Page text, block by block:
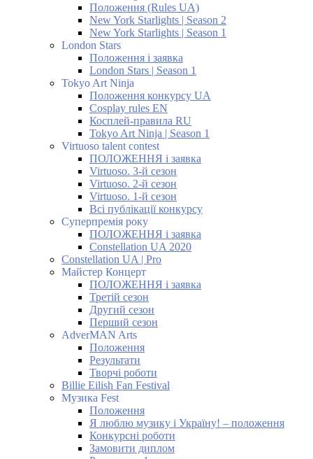
Положення (Rules UA)
New York Starlights | Season 2
New York Starlights | Season 1
London Stars
Положення і заявка
London Stars | Season 1
Tokyo Art Ninja
Положення конкурсу UA
Cosplay rules EN
Косплей-правила RU
Tokyo Art Ninja | Season 1
Virtuoso talent contest
ПОЛОЖЕННЯ і заявка
Virtuoso. 3-й сезон
Virtuoso. 2-й сезон
Virtuoso. 1-й сезон
Всі публікації конкурсу
Суперпремія року
ПОЛОЖЕННЯ і заявка
Constellation UA 2020
Constellation UA | Pro
Майстер Концерт
ПОЛОЖЕННЯ і заявка
Третій сезон
Другий сезон
Перший сезон
AdverMAN Arts
Положення
Результати
Творчі роботи
Billie Eilish Fan Festival
Музика Fest
Положення
Я люблю музику і Україну! – положення
Конкурсні роботи
Замовити диплом